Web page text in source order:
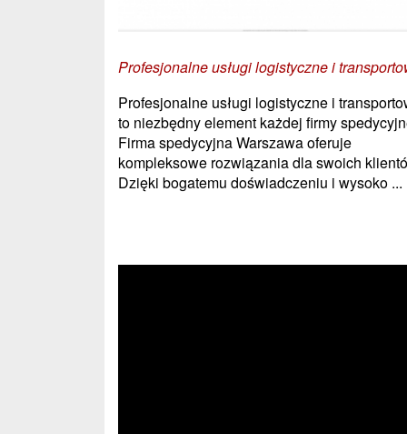
Profesjonalne usługi logistyczne i
Profesjonalne usługi logistyczne i
to niezbędny element każdej firmy
Firma spedycyjna Warszawa oferuje
kompleksowe rozwiązania dla swoich
Dzięki bogatemu doświadczeniu i wysoko ...